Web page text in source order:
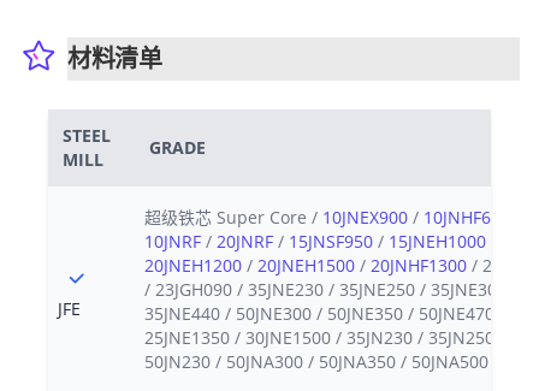
材料清单
STEEL
MILL
GRADE
JFE
超级铁芯 Super Core / 10JNEX900 / 10JNHF600
10JNRF / 20JNRF / 15JNSF950 / 15JNEH1000
20JNEH1200 / 20JNEH1500 / 20JNHF1300 /
/ 23JGH090 / 35JNE230 / 35JNE250 / 35JNE300 /
35JNE440 / 50JNE300 / 50JNE350 / 50JNE470 /
25JNE1350 / 30JNE1500 / 35JN230 / 35JN250 /
50JN230 / 50JNA300 / 50JNA350 / 50JNA500